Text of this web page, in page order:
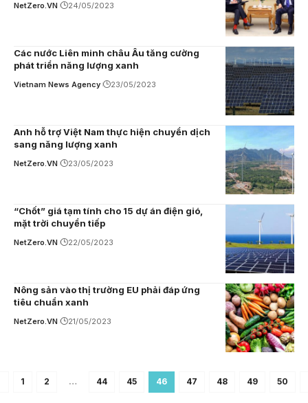
NetZero.VN 24/05/2023
Các nước Liên minh châu Âu tăng cường
phát triển năng lượng xanh
Vietnam News Agency 23/05/2023
Anh hỗ trợ Việt Nam thực hiện chuyển dịch
sang năng lượng xanh
NetZero.VN 23/05/2023
“Chốt” giá tạm tính cho 15 dự án điện gió,
mặt trời chuyển tiếp
NetZero.VN 22/05/2023
Nông sản vào thị trường EU phải đáp ứng
tiêu chuẩn xanh
NetZero.VN 21/05/2023
1 2 … 44 45 46 47 48 49 50